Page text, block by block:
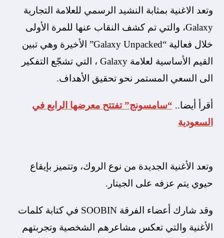
وتعد الاغنية بمثابة النشيد الرسمي للعلامة التجارية
Galaxy، والتي تم كشف النقاب عنها للمرة الأولى
خلال فعالية “Galaxy Unpacked” الأخيرة وهي تبين
القيم الأساسية لعلامة Galaxy ، التي تشجّع التفكير
الى السعي المستمر نحو تحقيق الأهداف.
أقرأ أيضا.. “سامسونج” تفتتح معرضها الرابع في
السعودية
وتعد الأغنية الجديدة من نوع الروك، وتتميز بإيقاع
حيوي يتم عزفه على الجيتار.
وقد شارك أعضاء الفرقة SOOBIN في كتابة كلمات
الأغنية والتي تعكس مشاعرهم الشخصية وتجربتهم